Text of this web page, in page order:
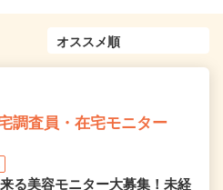
調査員・在宅モニター
る美容モニター大募集！未経